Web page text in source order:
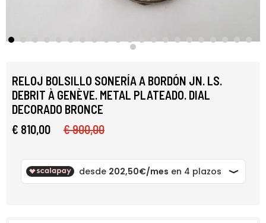
RELOJ BOLSILLO SONERÍA A BORDÓN JN. LS.
DEBRIT À GENÈVE. METAL PLATEADO. DIAL
DECORADO BRONCE
€ 810,00
€ 900,00